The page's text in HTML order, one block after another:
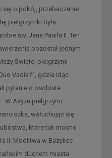
się o pokój, przebaczenie
pielgrzymki była
św. Jana Pawła II. Ten
pozostał jednym
Świętej pielgrzymi
Vadis?”, gdzie idąc
pytanie o osobiste
W Asyżu pielgrzymi
wsłuchując się
które tak mocno
II. Modlitwa w Bazylice
duchem miasta